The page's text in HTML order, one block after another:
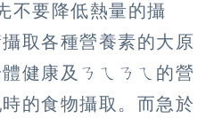
不要降低熱量的攝
取各種營養素的大原
健康及ㄋㄟㄋㄟ的營
的食物攝取。而急於